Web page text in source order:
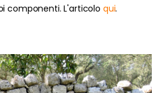
componenti. L'articolo qui.